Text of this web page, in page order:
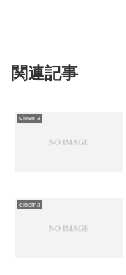
関連記事
cinema
cinema